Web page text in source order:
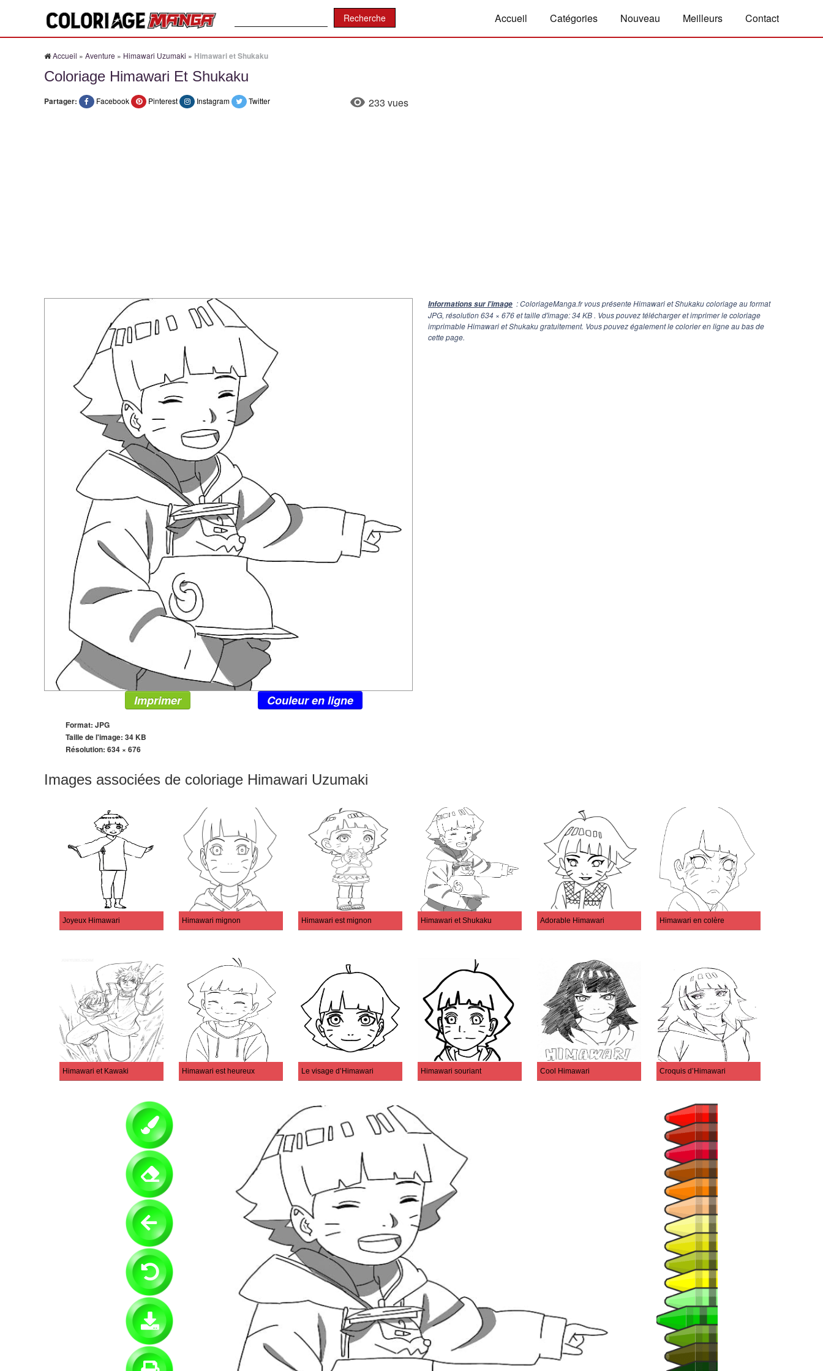
Accueil Catégories Nouveau Meilleurs Contact
Accueil » Aventure » Himawari Uzumaki » Himawari et Shukaku
Coloriage Himawari Et Shukaku
Partager: Facebook Pinterest Instagram Twitter 233 vues
Informations sur l'image : ColoriageManga.fr vous présente Himawari et Shukaku coloriage au format
JPG, résolution634 × 676et taille d'image: 34 KB . Vous pouvez télécharger et imprimer le coloriage
imprimable Himawari et Shukaku gratuitement. Vous pouvez également le colorier en ligne au bas de
cette page.
Imprimer Couleur en ligne
Format: JPG
Taille de l'image: 34 KB
Résolution: 634 × 676
Images associées de coloriage Himawari Uzumaki
Joyeux Himawari Himawari mignon Himawari est mignon Himawari et Shukaku Adorable Himawari Himawari en colère
Himawari et Kawaki Himawari est heureux Le visage d’Himawari Himawari souriant Cool Himawari Croquis d’Himawari